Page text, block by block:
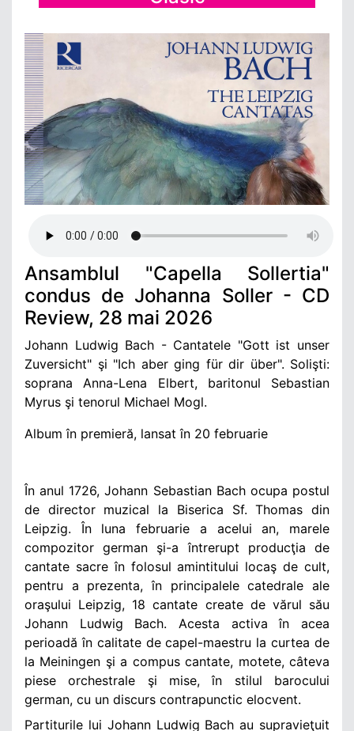
Ansamblul "Capella Sollertia"
condus de Johanna Soller - CD
Review, 28 mai 2026
Johann Ludwig Bach - Cantatele "Gott ist unser
Zuversicht" şi "Ich aber ging für dir über". Solişti:
soprana Anna-Lena Elbert, baritonul Sebastian
Myrus şi tenorul Michael Mogl.
Album în premieră, lansat în 20 februarie
În anul 1726, Johann Sebastian Bach ocupa postul
de director muzical la Biserica Sf. Thomas din
Leipzig. În luna februarie a acelui an, marele
compozitor german şi-a întrerupt producţia de
cantate sacre în folosul amintitului locaş de cult,
pentru a prezenta, în principalele catedrale ale
oraşului Leipzig, 18 cantate create de vărul său
Johann Ludwig Bach. Acesta activa în acea
perioadă în calitate de capel-maestru la curtea de
la Meiningen şi a compus cantate, motete, câteva
piese orchestrale şi mise, în stilul barocului
german, cu un discurs contrapunctic elocvent.
Partiturile lui Johann Ludwig Bach au supravieţuit